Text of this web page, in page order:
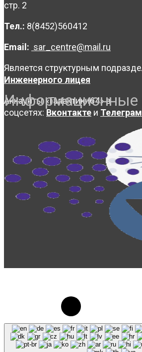
стр. 2
Тел.: 8(8452)560412
Email: sar_centre@mail.ru
Является структурным
Инженерного лицея
Аккаунты «Галактики64» в
соцсетях: Вконтакте и Телеграм
Информационные
использовании материалов
ссылка на источник обязательна.